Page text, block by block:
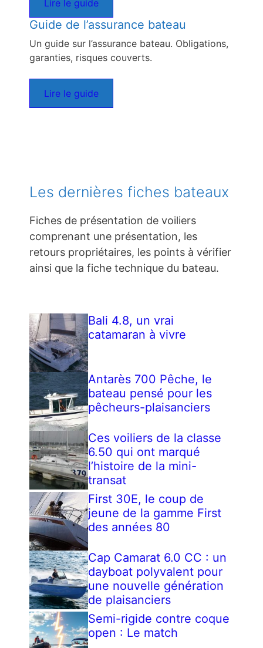
Lire le guide
Guide de l’assurance bateau
Un guide sur l’assurance bateau. Obligations,
garanties, risques couverts.
Lire le guide
Les dernières fiches bateaux
Fiches de présentation de voiliers
comprenant une présentation, les
retours propriétaires, les points à vérifier
ainsi que la fiche technique du bateau.
Bali 4.8, un vrai
catamaran à vivre
Antarès 700 Pêche, le
bateau pensé pour les
pêcheurs-plaisanciers
Ces voiliers de la classe
6.50 qui ont marqué
l’histoire de la mini-
transat
First 30E, le coup de
jeune de la gamme First
des années 80
Cap Camarat 6.0 CC : un
dayboat polyvalent pour
une nouvelle génération
de plaisanciers
Semi-rigide contre coque
open : Le match